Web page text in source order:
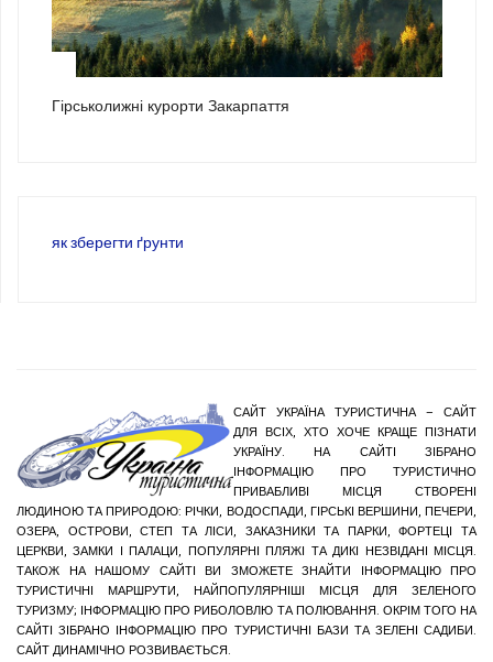
Гірськолижні курорти Закарпаття
як зберегти ґрунти
САЙТ УКРАЇНА ТУРИСТИЧНА – САЙТ
ДЛЯ ВСІХ, ХТО ХОЧЕ КРАЩЕ ПІЗНАТИ
УКРАЇНУ. НА САЙТІ ЗІБРАНО
ІНФОРМАЦІЮ ПРО ТУРИСТИЧНО
ПРИВАБЛИВІ МІСЦЯ СТВОРЕНІ
ЛЮДИНОЮ ТА ПРИРОДОЮ: РІЧКИ, ВОДОСПАДИ, ГІРСЬКІ ВЕРШИНИ, ПЕЧЕРИ,
ОЗЕРА, ОСТРОВИ, СТЕП ТА ЛІСИ, ЗАКАЗНИКИ ТА ПАРКИ, ФОРТЕЦІ ТА
ЦЕРКВИ, ЗАМКИ І ПАЛАЦИ, ПОПУЛЯРНІ ПЛЯЖІ ТА ДИКІ НЕЗВІДАНІ МІСЦЯ.
ТАКОЖ НА НАШОМУ САЙТІ ВИ ЗМОЖЕТЕ ЗНАЙТИ ІНФОРМАЦІЮ ПРО
ТУРИСТИЧНІ МАРШРУТИ, НАЙПОПУЛЯРНІШІ МІСЦЯ ДЛЯ ЗЕЛЕНОГО
ТУРИЗМУ; ІНФОРМАЦІЮ ПРО РИБОЛОВЛЮ ТА ПОЛЮВАННЯ. ОКРІМ ТОГО НА
САЙТІ ЗІБРАНО ІНФОРМАЦІЮ ПРО ТУРИСТИЧНІ БАЗИ ТА ЗЕЛЕНІ САДИБИ.
САЙТ ДИНАМІЧНО РОЗВИВАЄТЬСЯ.